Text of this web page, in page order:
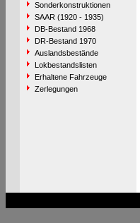
Sonderkonstruktionen
SAAR (1920 - 1935)
DB-Bestand 1968
DR-Bestand 1970
Auslandsbestände
Lokbestandslisten
Erhaltene Fahrzeuge
Zerlegungen